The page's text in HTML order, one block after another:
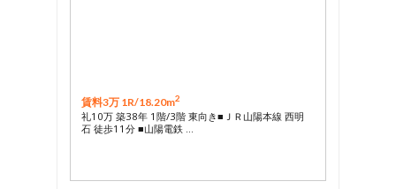
賃料3万 1R/18.20m2
礼10万 築38年 1階/3階 東向き■ＪＲ山陽本線 西明
石 徒歩11分 ■山陽電鉄 …